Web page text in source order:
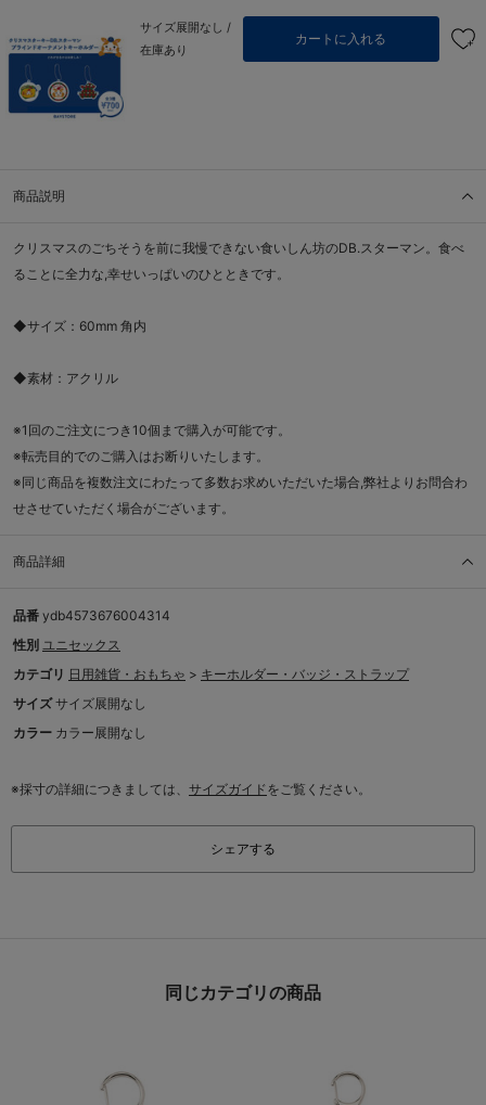
サイズ展開なし /
在庫あり
カートに入れる
商品説明
クリスマスのごちそうを前に我慢できない食いしん坊のDB.スターマン。食べ
ることに全力な,幸せいっぱいのひとときです。
◆サイズ：60mm 角内
◆素材：アクリル
※1回のご注文につき10個まで購入が可能です。
※転売目的でのご購入はお断りいたします。
※同じ商品を複数注文にわたって多数お求めいただいた場合,弊社よりお問合わ
せさせていただく場合がございます。
商品詳細
品番 ydb4573676004314
性別 ユニセックス
カテゴリ 日用雑貨・おもちゃ > キーホルダー・バッジ・ストラップ
サイズ サイズ展開なし
カラー カラー展開なし
※採寸の詳細につきましては、 サイズガイドをご覧ください。
シェアする
同じカテゴリの商品